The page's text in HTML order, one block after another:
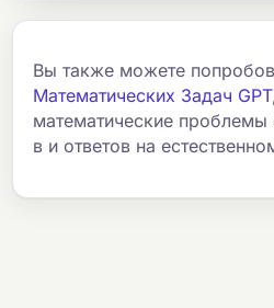
Вы также можете
Математических Задач GPT
математические
в и ответов на